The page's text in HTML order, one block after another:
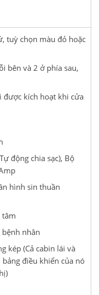
tuỳ chọn màu đỏ hoặc
bên và 2 ở phía sau,
được kích hoạt khi cửa
động chia sạc), Bộ
hình sin thuần
tâm
nhân
kép (Cả cabin lái và
điều khiển của nó